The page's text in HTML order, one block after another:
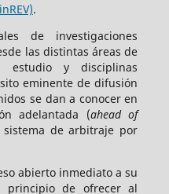
.
de investigaciones
las distintas áreas de
estudio y disciplinas
eminente de difusión
se dan a conocer en
adelantada (ahead of
de arbitraje por
abierto inmediato a su
principio de ofrecer al